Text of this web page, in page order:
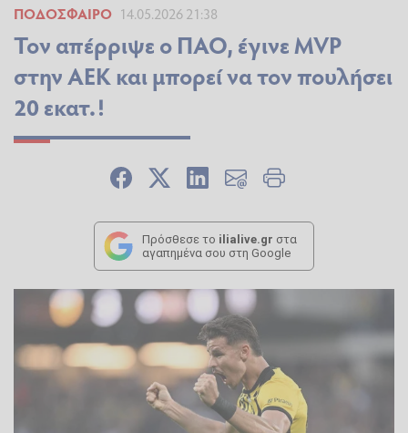
ΠΟΔΌΣΦΑΙΡΟ 14.05.2026 21:38
Τον απέρριψε ο ΠΑΟ, έγινε MVP
στην ΑΕΚ και μπορεί να τον πουλήσει
20 εκατ.!
Πρόσθεσε το ilialive.gr στα
αγαπημένα σου στη Google